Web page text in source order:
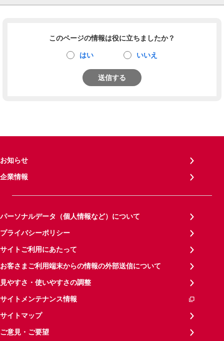
このページの情報は役に立ちましたか？
はい いいえ
送信する
お知らせ
企業情報
パーソナルデータ（個人情報など）について
プライバシーポリシー
サイトご利用にあたって
お客さまご利用端末からの情報の外部送信について
見やすさ・使いやすさの調整
サイトメンテナンス情報
サイトマップ
ご意見・ご要望